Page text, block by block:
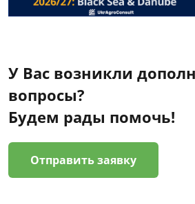
У Вас возникли
вопросы?
Будем рады помочь!
Отправить заявку